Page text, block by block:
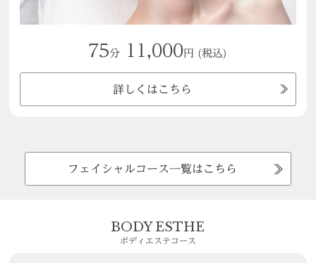
75分 11,000 円 (税込)
詳しくはこちら
フェイシャルコース一覧はこちら
BODY ESTHE
ボディエステコース